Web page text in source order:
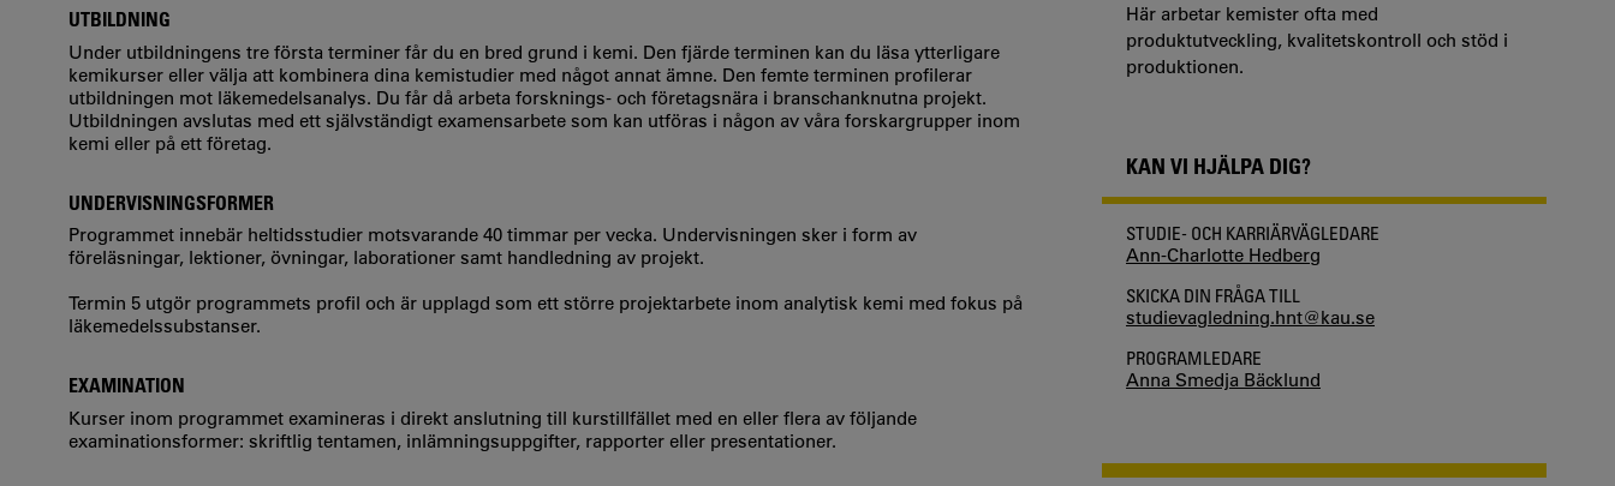
UTBILDNING
Under utbildningens tre första terminer får du en bred grund i kemi. Den fjärde terminen kan du läsa ytterligare
kemikurser eller välja att kombinera dina kemistudier med något annat ämne. Den femte terminen profilerar
utbildningen mot läkemedelsanalys. Du får då arbeta forsknings- och företagsnära i branschanknutna projekt.
Utbildningen avslutas med ett självständigt examensarbete som kan utföras i någon av våra forskargrupper inom
kemi eller på ett företag.
UNDERVISNINGSFORMER
Programmet innebär heltidsstudier motsvarande 40 timmar per vecka. Undervisningen sker i form av
föreläsningar, lektioner, övningar, laborationer samt handledning av projekt.
Termin 5 utgör programmets profil och är upplagd som ett större projektarbete inom analytisk kemi med fokus på
läkemedelssubstanser.
EXAMINATION
Kurser inom programmet examineras i direkt anslutning till kurstillfället med en eller flera av följande
examinationsformer: skriftlig tentamen, inlämningsuppgifter, rapporter eller presentationer.
Här arbetar kemister ofta med
produktutveckling, kvalitetskontroll och stöd i
produktionen.
KAN VI HJÄLPA DIG?
STUDIE- OCH KARRIÄRVÄGLEDARE
Ann-Charlotte Hedberg
SKICKA DIN FRÅGA TILL
studievagledning.hnt@kau.se
PROGRAMLEDARE
Anna Smedja Bäcklund